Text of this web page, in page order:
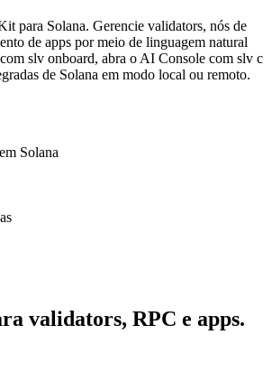
para Solana. Gerencie validators, nós de
de apps por meio de linguagem natural
slv onboard, abra o AI Console com slv c
de Solana em modo local ou remoto.
Solana
validators, RPC e apps.